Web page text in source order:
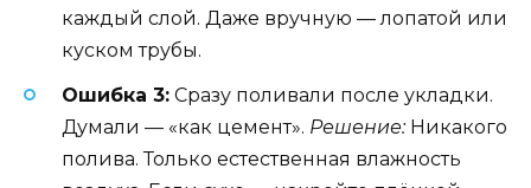
каждый слой. Даже вручную — лопатой или
куском трубы.
Ошибка 3: Сразу поливали после укладки.
Думали — «как цемент». Решение:Никакого
полива. Только естественная влажность